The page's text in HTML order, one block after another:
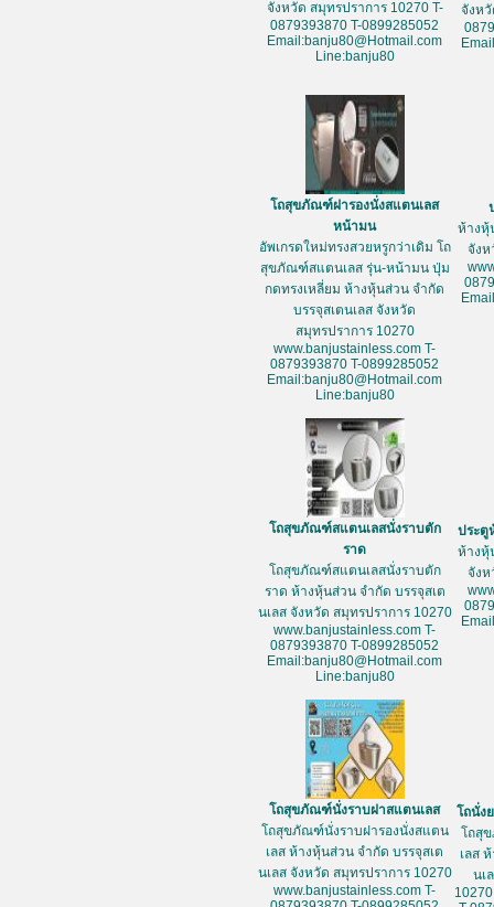
จังหวัด สมุทรปราการ 10270 T-
0879393870 T-0899285052
Email:banju80@Hotmail.com
Line:banju80
จังห
โถสุขภัณฑ์ฝารองนั่งสแตนเลส
หน้ามน
อัพเกรดใหม่ทรงสวยหรูกว่าเดิม โถ
สุขภัณฑ์สแตนเลส รุ่น-หน้ามน ปุ่ม
กดทรงเหลี่ยม ห้างหุ้นส่วน จำกัด
บรรจุสเตนเลส จังหวัด
สมุทรปราการ 10270
www.banjustainless.com T-
0879393870 T-0899285052
Email:banju80@Hotmail.com
Line:banju80
ห้างหุ้
จังห
โถสุขภัณฑ์สแตนเลสนั่งราบตัก
ราด
โถสุขภัณฑ์สแตนเลสนั่งราบตัก
ราด ห้างหุ้นส่วน จำกัด บรรจุสเต
นเลส จังหวัด สมุทรปราการ 10270
www.banjustainless.com T-
0879393870 T-0899285052
Email:banju80@Hotmail.com
Line:banju80
ประตู
ห้างหุ้
จังห
โถสุขภัณฑ์นั่งราบฝาสแตนเลส
โถสุขภัณฑ์นั่งราบฝารองนั่งสแตน
เลส ห้างหุ้นส่วน จำกัด บรรจุสเต
นเลส จังหวัด สมุทรปราการ 10270
www.banjustainless.com T-
โถนั่ง
โถสุ
เลส
นเ